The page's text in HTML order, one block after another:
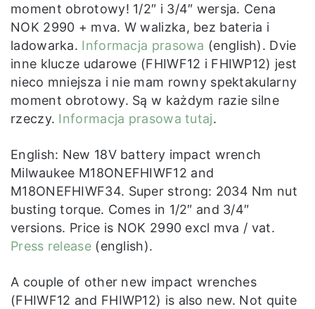
moment obrotowy! 1/2″ i 3/4″ wersja. Cena
NOK 2990 + mva. W walizka, bez bateria i
ladowarka. Informacja prasowa (english). Dvie
inne klucze udarowe (FHIWF12 i FHIWP12) jest
nieco mniejsza i nie mam rowny spektakularny
moment obrotowy. Są w każdym razie silne
rzeczy. Informacja prasowa tutaj.
English: New 18V battery impact wrench
Milwaukee M18ONEFHIWF12 and
M18ONEFHIWF34. Super strong: 2034 Nm nut
busting torque. Comes in 1/2″ and 3/4″
versions. Price is NOK 2990 excl mva / vat.
Press release(english).
A couple of other new impact wrenches
(FHIWF12 and FHIWP12) is also new. Not quite